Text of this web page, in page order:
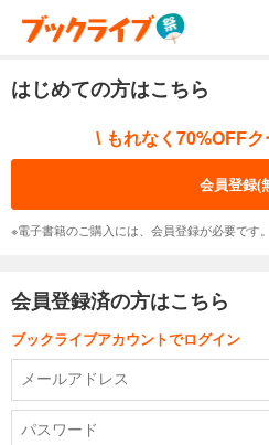
はじめての方はこちら
\ もれなく70%OFF
会員登録(
※電子書籍のご購入には、会員登録が必要です。
会員登録済の方はこちら
ブックライブアカウントでログイン